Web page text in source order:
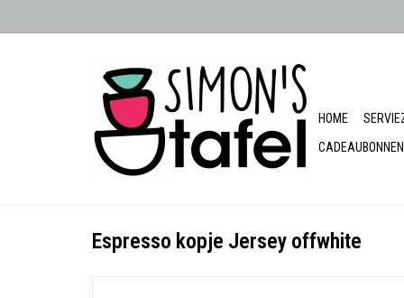
HOME
CADEAUBONNEN
Espresso kopje Jersey offwhite